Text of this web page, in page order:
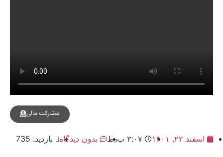
مشارکت مالی
اسفند ۲۲, ۱۴۰۱ ۳:۰۷ ب٫ظ بدون دیدگاه بازدید: 735